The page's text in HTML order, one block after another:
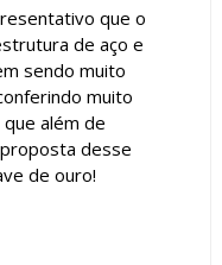
que o
de aço e
sendo muito
muito
além de
desse
de ouro!